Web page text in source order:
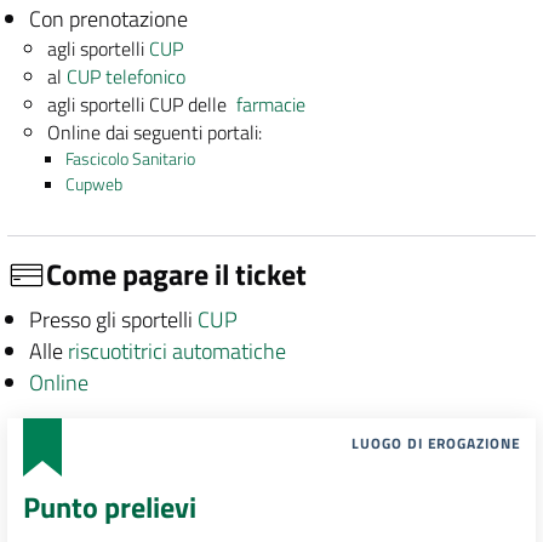
Con prenotazione
agli sportelli CUP
al CUP telefonico
agli sportelli CUP dellefarmacie
Online dai seguenti portali:
Fascicolo Sanitario
Cupweb
Come pagare il ticket
Presso gli sportelli CUP
Alleriscuotitrici automatiche
Online
LUOGO DI EROGAZIONE
Punto prelievi